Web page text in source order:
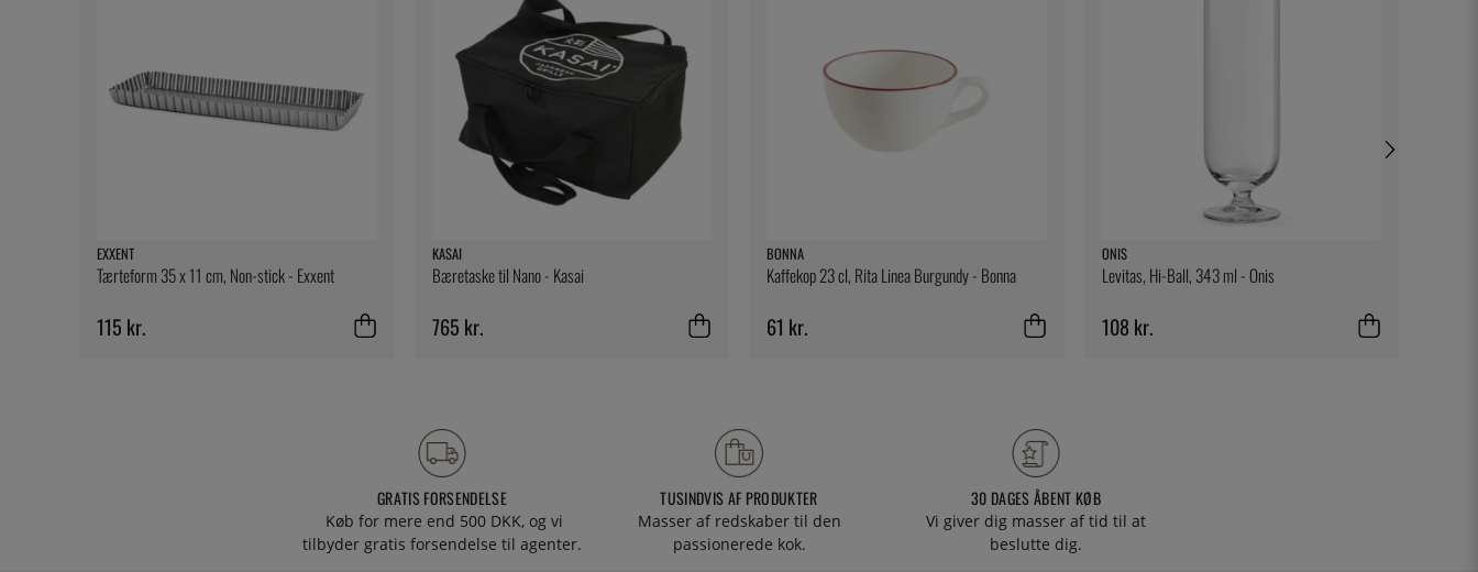
EXXENT
Tærteform 35 x 11 cm, Non-stick - Exxent
115 kr.
KASAI
Bæretaske til Nano - Kasai
765 kr.
BONNA
Kaffekop 23 cl, Rita Linea Burgundy - Bonna
61 kr.
ONIS
Levitas, Hi-Ball, 343 ml - Onis
108 kr.
GRATIS FORSENDELSE
Køb for mere end 500 DKK, og vi
tilbyder gratis forsendelse til agenter.
TUSINDVIS AF PRODUKTER
Masser af redskaber til den
passionerede kok.
30 DAGES ÅBENT KØB
Vi giver dig masser af tid til at
beslutte dig.